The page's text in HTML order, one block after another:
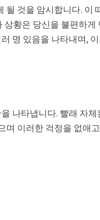
될 것을 암시합니다. 이
황은 당신을 불편하게
명 있음을 나타내며,
나타냅니다. 빨래 자
며 이러한 걱정을 없애